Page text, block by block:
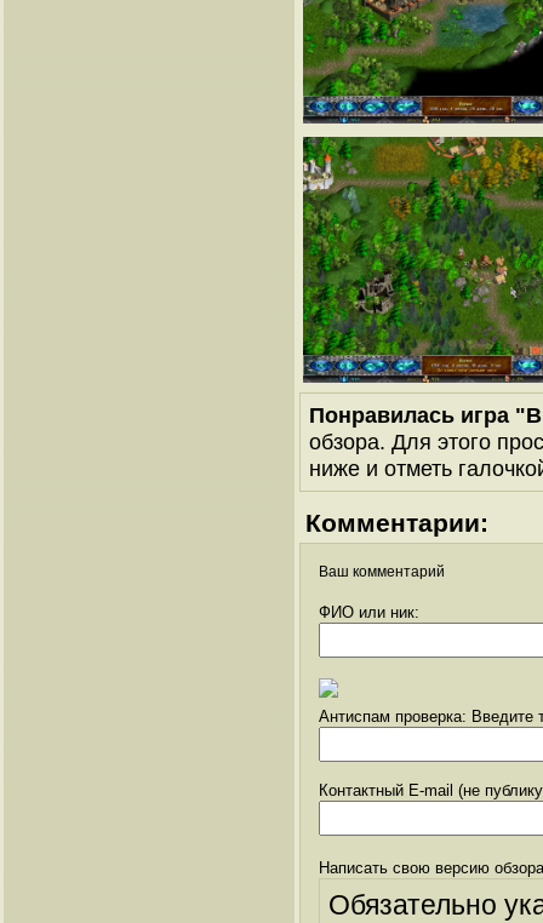
Понравилась игра
обзора. Для этого
ниже и отметь
Комментарии:
Ваш комментарий
ФИО или ник:
Антиспам проверка: Введите
Контактный E-mail (не
Написать свою версию
Обязательно